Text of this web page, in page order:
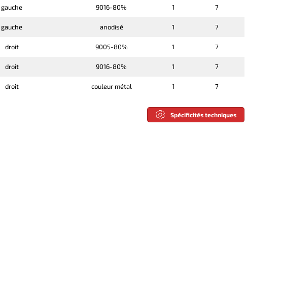
gauche 9016-80% 1 7
gauche anodisé 1 7
droit 9005-80% 1 7
droit 9016-80% 1 7
droit couleur métal 1 7
Spécificités techniques